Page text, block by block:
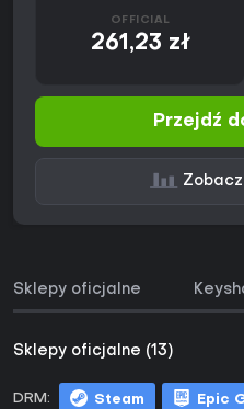
OFFICIAL
261,23 zł
Przejdź
Sklepy oficjalne
Sklepy oficjalne (13)
DRM: Steam Epic